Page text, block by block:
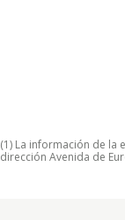
(1) La información de la
dirección Avenida de